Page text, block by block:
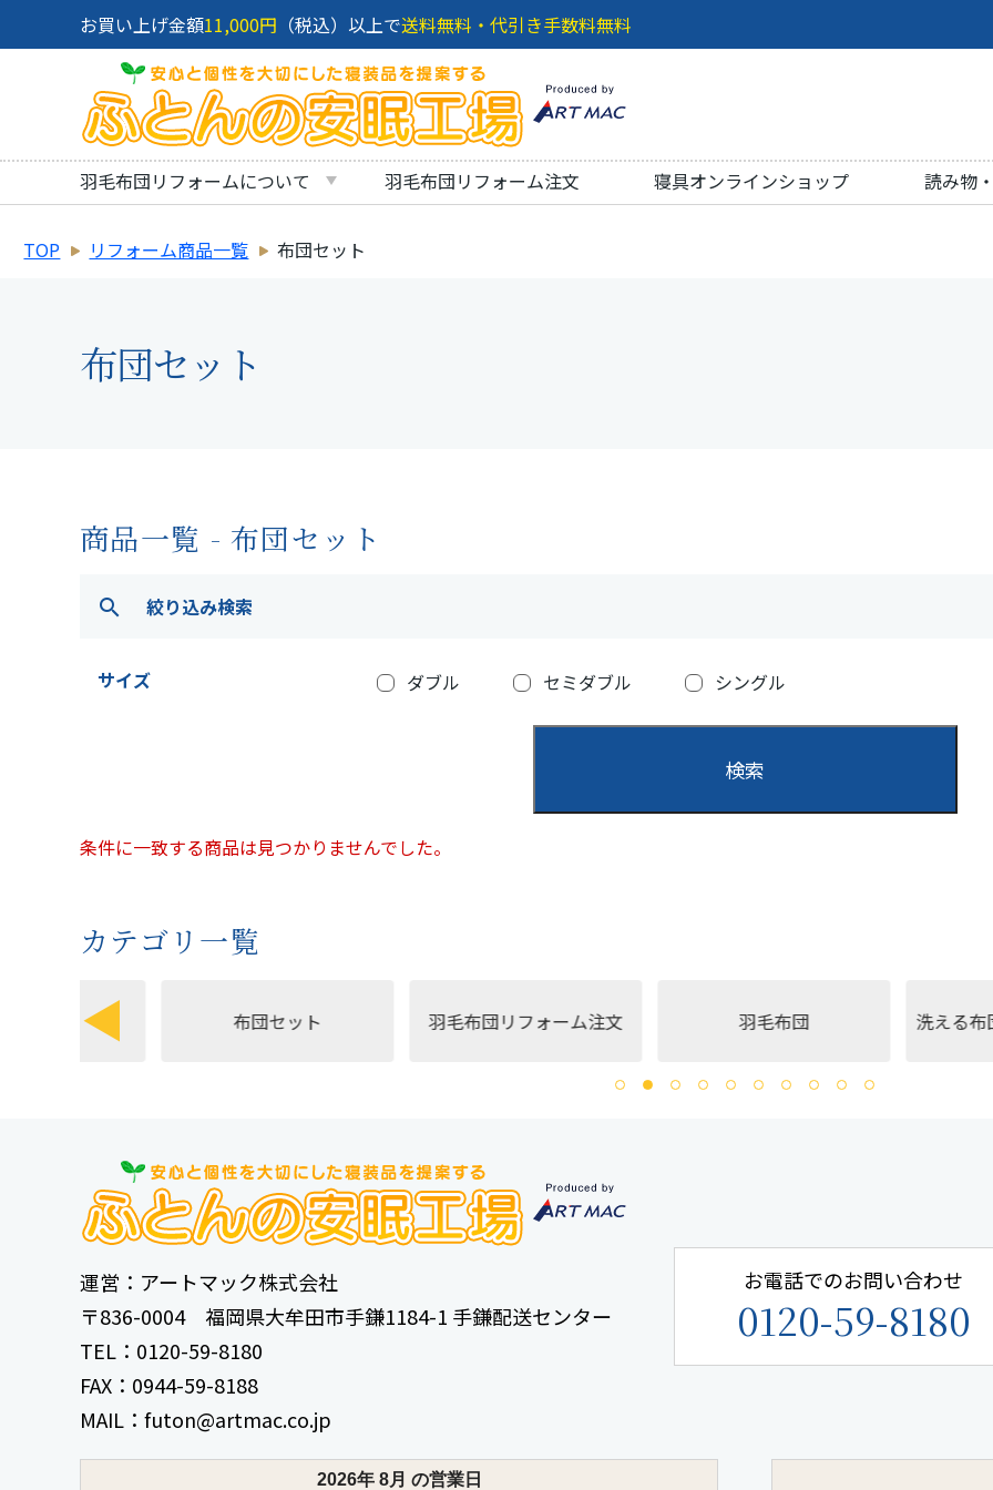
お買い上げ金額11,000円 （税込）以上で送料無料・代引き手数料無料
羽毛布団リフォームについて 羽毛布団リフォーム注文 寝具オンラインショップ 読み物
TOP リフォーム商品一覧 布団セット
布団セット
商品一覧 - 布団セット
search 絞り込み検索
サイズ ダブル セミダブル シングル
条件に一致する商品は見つかりませんでした。
カテゴリ一覧
布団セット 羽毛布団リフォーム注文 羽毛布団 洗える布
運営：アートマック株式会社
〒836-0004 福岡県大牟田市手鎌1184-1 手鎌配送センター
TEL：0120-59-8180
FAX：0944-59-8188
MAIL：futon@artmac.co.jp
お電話でのお問い合わせ
0120-59-8180